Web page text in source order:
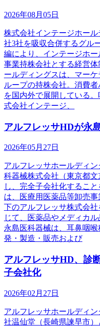
2026年08月05日
株式会社インテージホー
社3社を吸収合併するグル
編により、インテージホ
事業持株会社とする経営
ールディングスは、マー
ループの持株会社。消費
を国内外で展開している
式会社インテージ、
アルフレッサHDが永
2026年05月27日
アルフレッサホールディ
科器械株式会社（東京都
し、完全子会社化するこ
は、医療用医薬品等卸売
下のアルフレッサ株式会
じて、医薬品やメディカ
永島医科器械は、耳鼻咽
発・製造・販売および
アルフレッサHD、診
子会社化
2026年02月27日
アルフレッサホールディ
社温仙堂（長崎県諫早市